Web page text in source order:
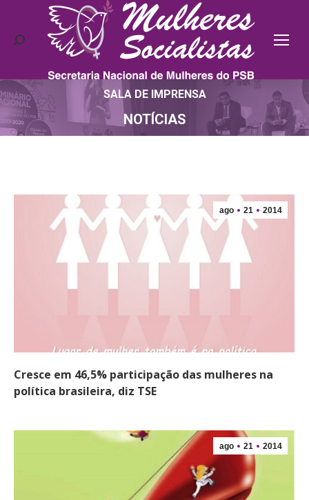
Search:
SALA DE IMPRENSA
NOTÍCIAS
Você está aqui:
ago 21 2014
Cresce em 46,5% participação das mulheres na
política brasileira, diz TSE
ago 21 2014